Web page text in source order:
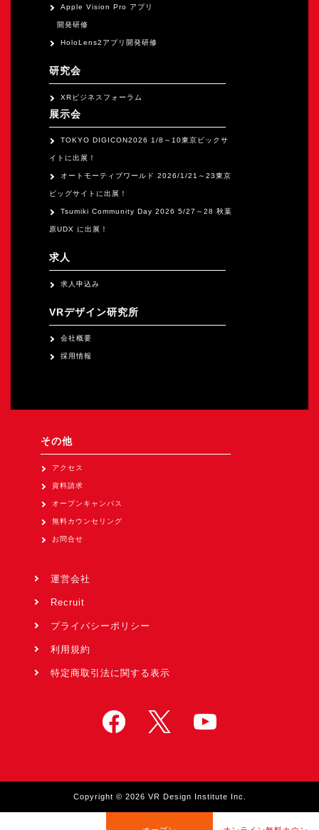
Apple Vision Pro アプリ
開発研修
HoloLens2アプリ開発研修
研究会
XRビジネスフォーラム
展示会
TOKYO DIGICON2026 1/8～10東京ビックサ
イトに出展！
オートモーティブワールド 2026/1/21～23東京
ビッグサイトに出展！
Tsumiki Community Day 2026 5/27～28 秋葉
原UDX に出展！
求人
求人申込み
VRデザイン研究所
会社概要
採用情報
その他
アクセス
資料請求
オープンキャンパス
無料カウンセリング
お問合せ
運営会社
Recruit
プライバシーポリシー
利用規約
特定商取引法に関する表示
Copyright © 2026 VR Design Institute Inc.